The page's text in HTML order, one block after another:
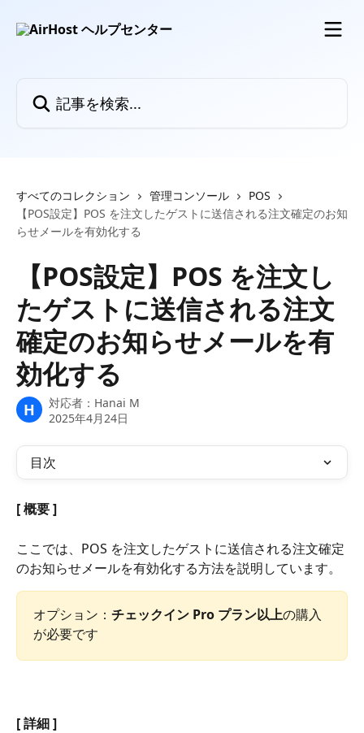
すべてのコレクション 管理コンソール
POS
【POS設定】POS を注文したゲストに送信される注文確定のお知
らせメールを有効化する
【POS設定】POS を注文し
たゲストに送信される注文
確定のお知らせメールを有
効化する
H 対応者： Hanai M
2025年4月24日
目次
[ 概要 ]
ここでは、POS を注文したゲストに送信される注文確定
のお知らせメールを有効化する方法を説明しています。
オプション： チェックイン Pro プラン以上の購入
が必要です
[ 詳細 ]